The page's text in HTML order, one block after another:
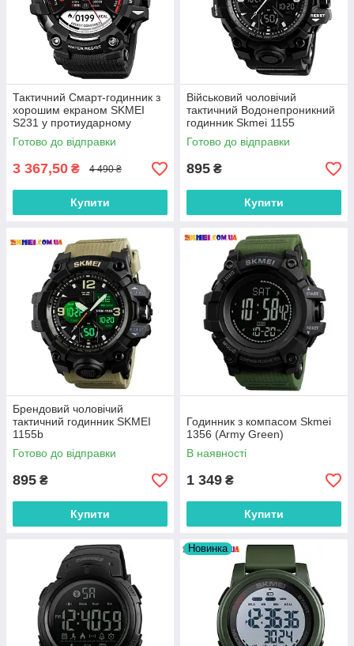
Тактичний Смарт-годинник з
хорошим екраном SKMEI
S231 у протиударному
корпусі
Готово до відправки
3 367,50 ₴ 4 490 ₴
Купити
Військовий чоловічий
тактичний Водонепроникний
годинник Skmei 1155
Готово до відправки
895 ₴
Купити
Брендовий чоловічий
тактичний годинник SKMEI
1155b
Готово до відправки
895 ₴
Купити
Годинник з компасом Skmei
1356 (Army Green)
В наявності
1 349 ₴
Купити
Новинка